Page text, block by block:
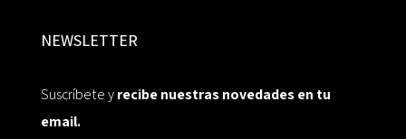
NEWSLETTER
Suscríbete yrecibe nuestras novedades en tu
email.